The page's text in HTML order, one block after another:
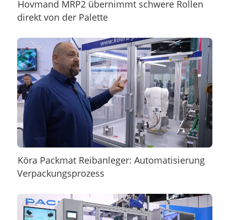
Hovmand MRP2 übernimmt schwere Rollen
direkt von der Palette
Köra Packmat Reibanleger: Automatisierung
Verpackungsprozess